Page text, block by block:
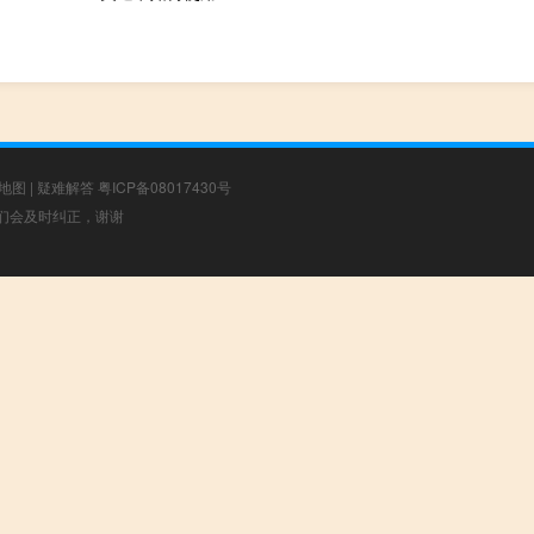
图 | 疑难解答 粤ICP备08017430号
会及时纠正，谢谢